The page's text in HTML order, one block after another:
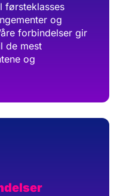
førsteklasses
og
forbindelser gir
de mest
og